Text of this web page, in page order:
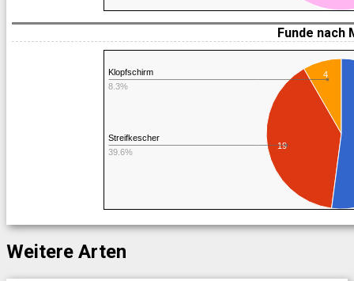
Funde nach
4
19
Streifkescher
39.6%
Klopfschirm
8.3%
Weitere Arten